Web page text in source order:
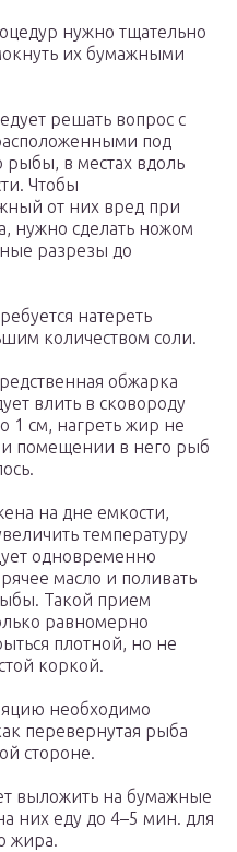
нужно тщательно
их бумажными
решать вопрос с
под
в местах вдоль
Чтобы
от них вред при
нужно сделать ножом
разрезы до
натереть
количеством соли.
обжарка
влить в сковороду
1 см, нагреть жир не
помещении в него рыб
на дне емкости,
температуру
одновременно
масло и поливать
Такой прием
равномерно
плотной, но не
коркой.
необходимо
перевернутая рыба
стороне.
выложить на бумажные
них еду до 4–5 мин. для
жира.